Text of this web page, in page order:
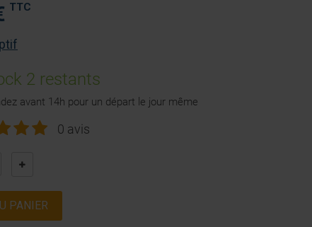
TTC
2 restants
avant 14h pour un départ le jour même
0 avis
PANIER